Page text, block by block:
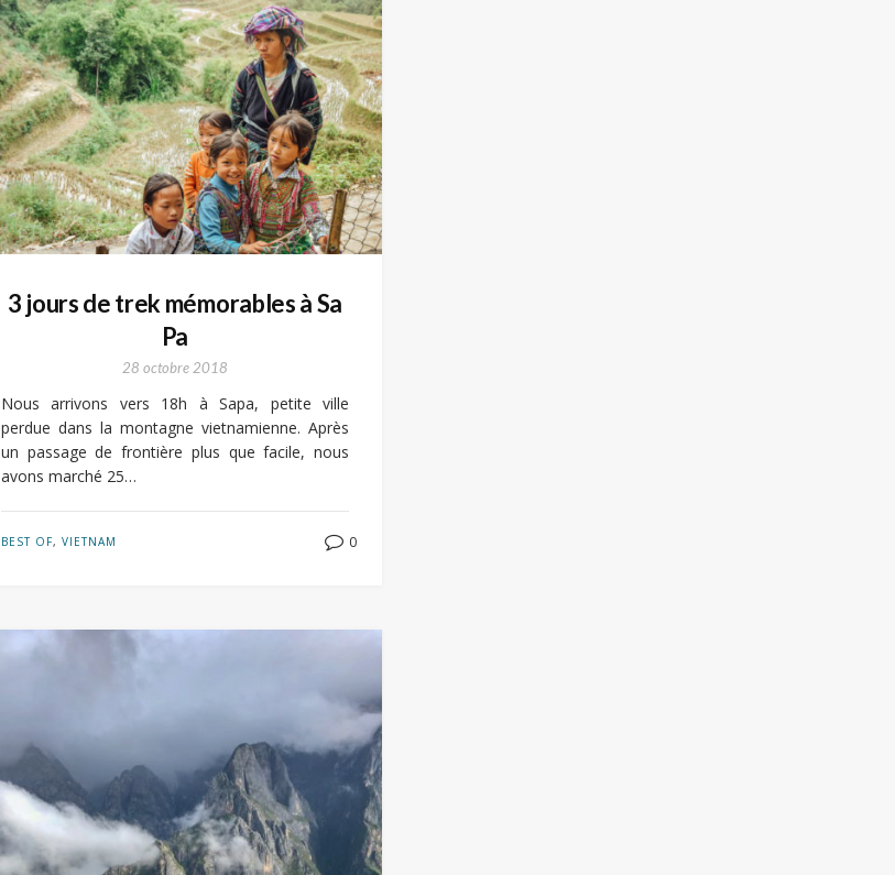
3 jours de trek mémorables à Sa
Pa
28 octobre 2018
Nous arrivons vers 18h à Sapa, petite ville
perdue dans la montagne vietnamienne. Après
un passage de frontière plus que facile, nous
avons marché 25…
BEST OF, VIETNAM 0